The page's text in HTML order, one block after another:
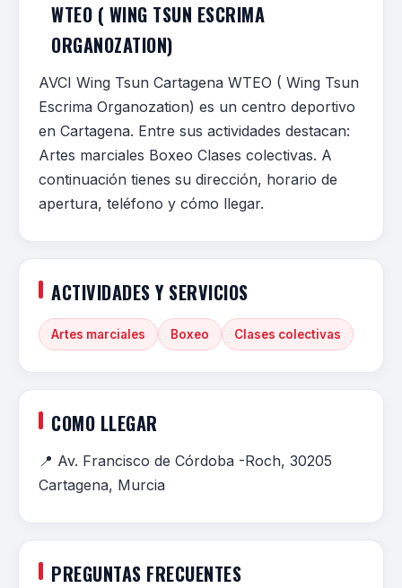
WTEO ( WING TSUN ESCRIMA
ORGANOZATION)
AVCI Wing Tsun Cartagena WTEO ( Wing Tsun
Escrima Organozation) es un centro deportivo
en Cartagena. Entre sus actividades destacan:
Artes marciales Boxeo Clases colectivas. A
continuación tienes su dirección, horario de
apertura, teléfono y cómo llegar.
ACTIVIDADES Y SERVICIOS
Artes marciales Boxeo Clases colectivas
COMO LLEGAR
📍 Av. Francisco de Córdoba -Roch, 30205
Cartagena, Murcia
PREGUNTAS FRECUENTES